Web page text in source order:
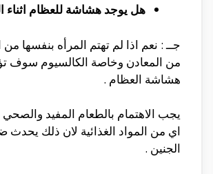
هل يوجد هشاشة للعظام اثناء
جــ : نعم اذا لم تهتم المرأه بنفسها
من المعادن وخاصة الكالسيوم سوف
هشاشة العظام .
يجب الاهتمام بالطعام المفيد
اي من المواد الغذائية لان ذلك يحدث
الجنين .